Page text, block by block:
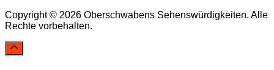
Copyright © 2026 Oberschwabens Sehenswürdigkeiten. Alle
Rechte vorbehalten.